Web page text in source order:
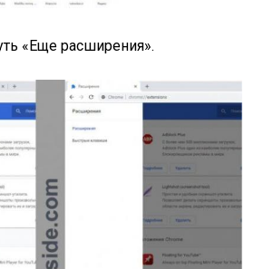
«Еще расширения».